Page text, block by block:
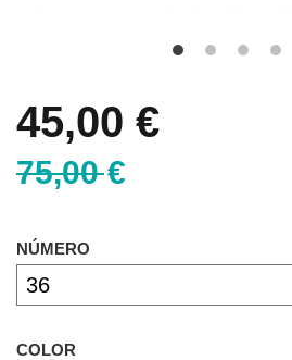
45,00 €
75,00 €
NÚMERO
COLOR